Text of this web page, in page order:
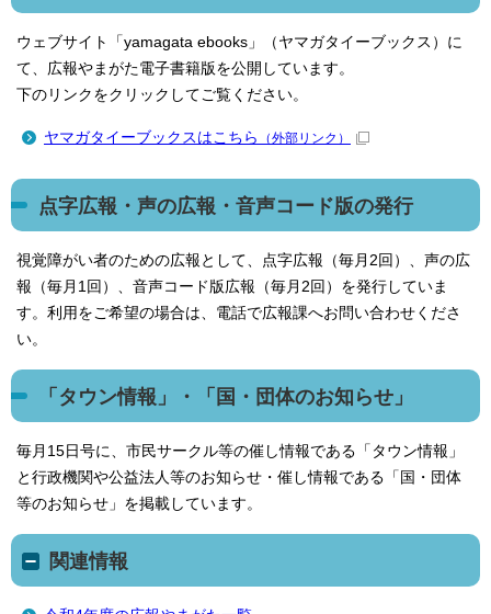
ウェブサイト「yamagata ebooks」（ヤマガタイーブックス）に
て、広報やまがた電子書籍版を公開しています。
下のリンクをクリックしてご覧ください。
ヤマガタイーブックスはこちら （外部リンク）
点字広報・声の広報・音声コード版の発行
視覚障がい者のための広報として、点字広報（毎月2回）、声の広
報（毎月1回）、音声コード版広報（毎月2回）を発行していま
す。利用をご希望の場合は、電話で広報課へお問い合わせくださ
い。
「タウン情報」・「国・団体のお知らせ」
毎月15日号に、市民サークル等の催し情報である「タウン情報」
と行政機関や公益法人等のお知らせ・催し情報である「国・団体
等のお知らせ」を掲載しています。
関連情報